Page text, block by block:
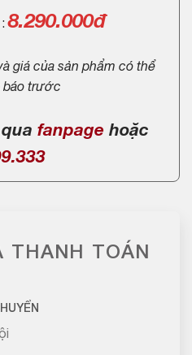
: 8.290.000đ
giá của sản phẩm có thể
báo trước
fanpage hoặc
THANH TOÁN